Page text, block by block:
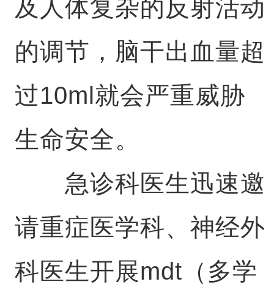
及人体复杂的反射活动
的调节，脑干出血量超
过10ml就会严重威胁
生命安全。
急诊科医生迅速邀
请重症医学科、神经外
科医生开展mdt（多学